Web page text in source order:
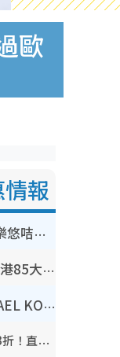
歐
報
長者優惠｜OK便利店推樂悠咭優惠！買麵包/牛奶/保健品拍卡即減
【8月生日優惠2026】全港85大食買玩著數攻略 自助餐/火鍋放題同行免費＋誠品/DONKI送現金券
開倉優惠｜銅鑼灣MICHAEL KORS開倉低至17折！直擊$500起買手袋/銀包/鞋款 必買經典Jet Set系列
開倉優惠｜馬拉松開倉低至3折！直擊$99起買adidas／New Balance／Puma鞋款 STANLEY保溫杯劈價至$119起